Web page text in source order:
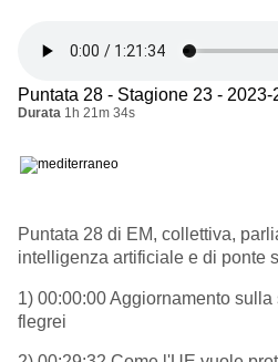
Puntata 28 - Stagione 23 - 2023-
Durata 1h 21m 34s
Puntata 28 di EM, collettiva,
intelligenza artificiale e di ponte
1) 00:00:00 Aggiornamento
flegrei